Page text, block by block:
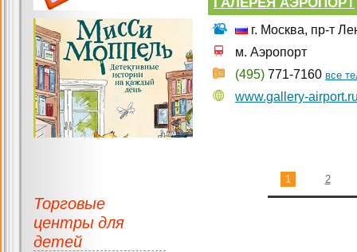
г. Москва, пр-т
м. Аэропорт
(495) 771-7160 все
www.gallery-
1 2
Торговые
центры для
детей